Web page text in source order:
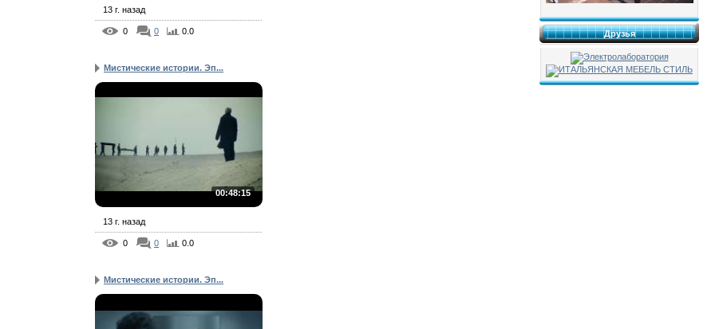
13 г. назад
0 0 0.0
Мистические истории. Эп...
00:48:15
13 г. назад
0 0 0.0
Мистические истории. Эп...
Друзья